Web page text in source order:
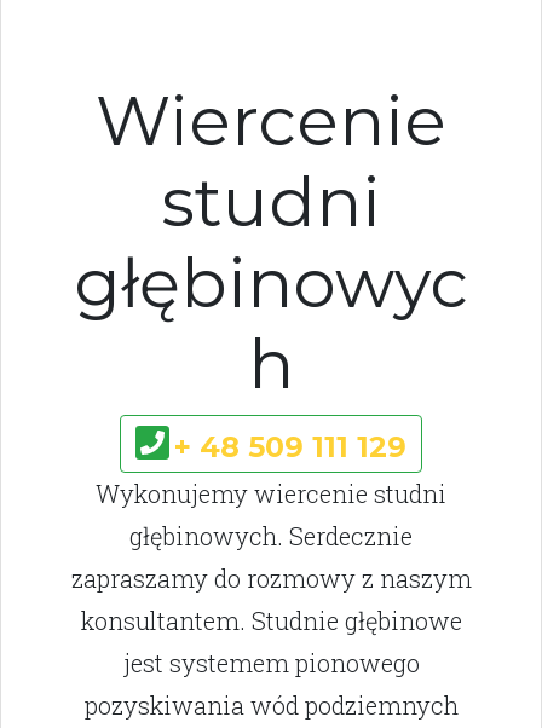
Wiercenie
studni
głębinowyc
h
+ 48 509 111 129
Wykonujemy wiercenie studni
głębinowych. Serdecznie
zapraszamy do rozmowy z naszym
konsultantem. Studnie głębinowe
jest systemem pionowego
pozyskiwania wód podziemnych